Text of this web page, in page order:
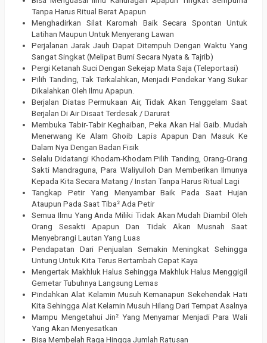
Tanpa Harus Ritual Berat Apapun
Menghadirkan Silat Karomah Baik Secara Spontan Untuk
Latihan Maupun Untuk Menyerang Lawan
Perjalanan Jarak Jauh Dapat Ditempuh Dengan Waktu Yang
Sangat Singkat (Melipat Bumi Secara Nyata & Tajrib)
Pergi Ketanah Suci Dengan Sekejap Mata Saja (Teleportasi)
Pilih Tanding, Tak Terkalahkan, Menjadi Pendekar Yang Sukar
Dikalahkan Oleh Ilmu Apapun.
Berjalan Diatas Permukaan Air, Tidak Akan Tenggelam Saat
Berjalan Di Air Disaat Terdesak / Darurat
Membuka Tabir-Tabir Keghaiban, Peka Akan Hal Gaib. Mudah
Menerwang Ke Alam Ghoib Lapis Apapun Dan Masuk Ke
Dalam Nya Dengan Badan Fisik
Selalu Didatangi Khodam-Khodam Pilih Tanding, Orang-Orang
Sakti Mandraguna, Para Waliyulloh Dan Memberikan Ilmunya
Kepada Kita Secara Matang / Instan Tanpa Harus Ritual Lagi
Tangkap Petir Yang Menyambar Baik Pada Saat Hujan
Ataupun Pada Saat Tiba² Ada Petir
Semua Ilmu Yang Anda Miliki Tidak Akan Mudah Diambil Oleh
Orang Sesakti Apapun Dan Tidak Akan Musnah Saat
Menyebrangi Lautan Yang Luas
Pendapatan Dari Penjualan Semakin Meningkat Sehingga
Untung Untuk Kita Terus Bertambah Cepat Kaya
Mengertak Makhluk Halus Sehingga Makhluk Halus Menggigil
Gemetar Tubuhnya Langsung Lemas
Pindahkan Alat Kelamin Musuh Kemanapun Sekehendak Hati
Kita Sehingga Alat Kelamin Musuh Hilang Dari Tempat Asalnya
Mampu Mengetahui Jin² Yang Menyamar Menjadi Para Wali
Yang Akan Menyesatkan
Bisa Membelah Raga Hingga Jumlah Ratusan